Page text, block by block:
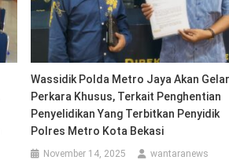
Wassidik Polda Metro Jaya Akan
Perkara Khusus, Terkait Penghentian
Penyelidikan Yang Terbitkan Penyidik
Polres Metro Kota Bekasi
November 14, 2025 wantaranews